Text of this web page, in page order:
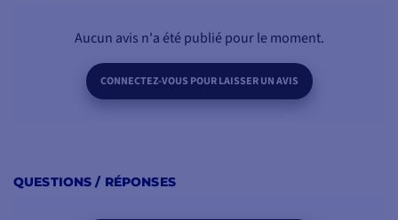
Aucun avis n'a été publié pour le moment.
CONNECTEZ-VOUS POUR LAISSER UN AVIS
QUESTIONS / RÉPONSES